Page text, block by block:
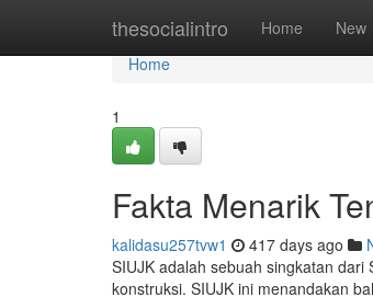
thesocialintro Home New
Home
Home
1
Fakta Menarik
kalidasu257tvw1 417 days ago
SIUJK adalah sebuah singkatan
konstruksi. SIUJK ini menandakan